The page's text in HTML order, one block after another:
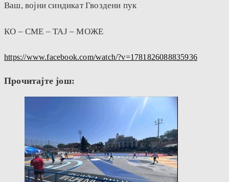
Ваш, војни синдикат Гвоздени пук
КО – СМЕ – ТАЈ – МОЖЕ
https://www.facebook.com/watch/?v=1781826088835936
Прочитајте још: